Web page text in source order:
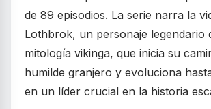
de 89 episodios. La serie narra la
Lothbrok, un personaje legendario
mitología vikinga, que inicia su
humilde granjero y evoluciona
en un líder crucial en la historia